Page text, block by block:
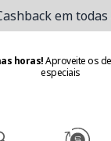
em
horas!Aproveite os
especiais